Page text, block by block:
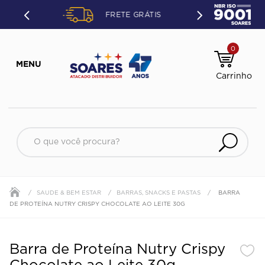
FRETE GRÁTIS
0
O que você procura?
SAUDE & BEM ESTAR BARRAS, SNACKS E PASTAS
BARRA
DE PROTEÍNA NUTRY CRISPY CHOCOLATE AO LEITE 30G
Barra de Proteína Nutry Crispy